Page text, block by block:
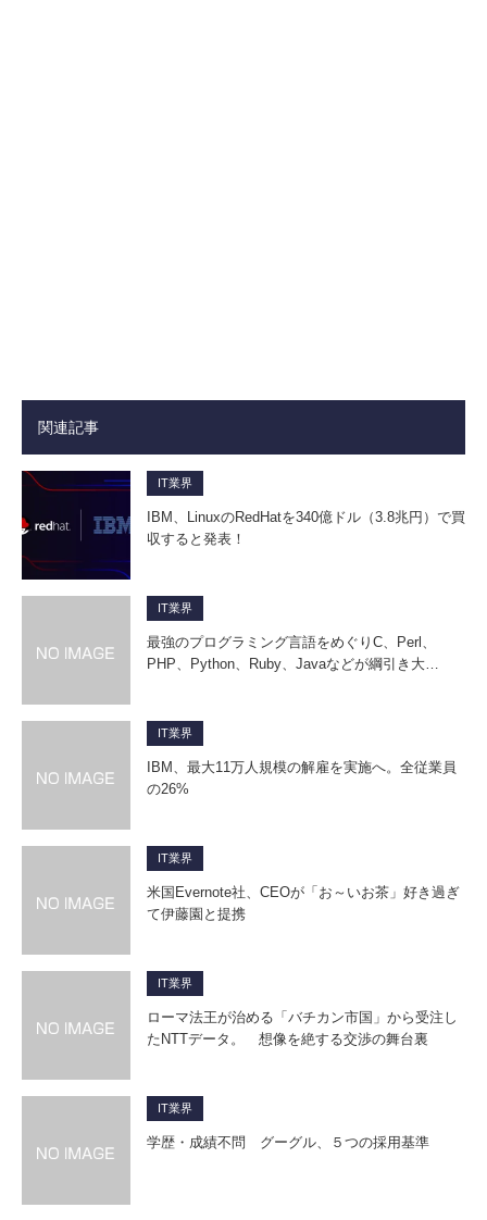
関連記事
IT業界
IBM、LinuxのRedHatを340億ドル（3.8兆円）で買
収すると発表！
IT業界
最強のプログラミング言語をめぐりC、Perl、
PHP、Python、Ruby、Javaなどが綱引き大…
IT業界
IBM、最大11万人規模の解雇を実施へ。全従業員
の26%
IT業界
米国Evernote社、CEOが「お～いお茶」好き過ぎ
て伊藤園と提携
IT業界
ローマ法王が治める「バチカン市国」から受注し
たNTTデータ。 想像を絶する交渉の舞台裏
IT業界
学歴・成績不問 グーグル、５つの採用基準